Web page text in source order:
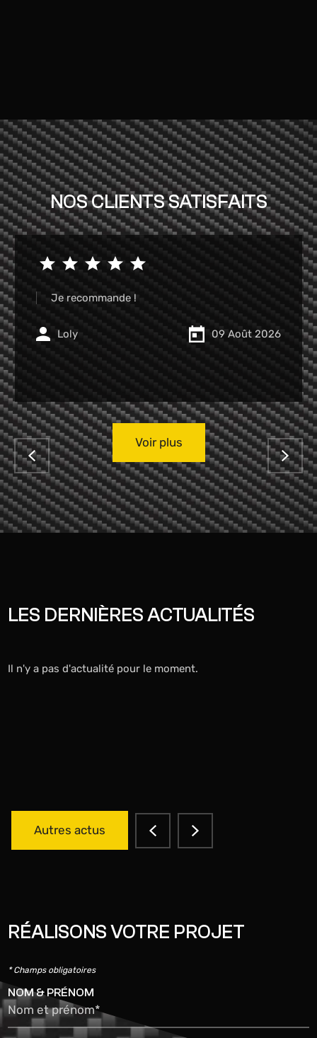
NOS CLIENTS SATISFAITS
Garage très pro et a très bon prix je
Voir plus
LES DERNIÈRES ACTUALITÉS
Il n'y a pas d'actualité pour le moment.
Autres actus
RÉALISONS VOTRE PROJET
* Champs obligatoires
NOM & PRÉNOM
Nom et prénom*